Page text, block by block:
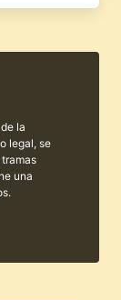
la
legal, se
una